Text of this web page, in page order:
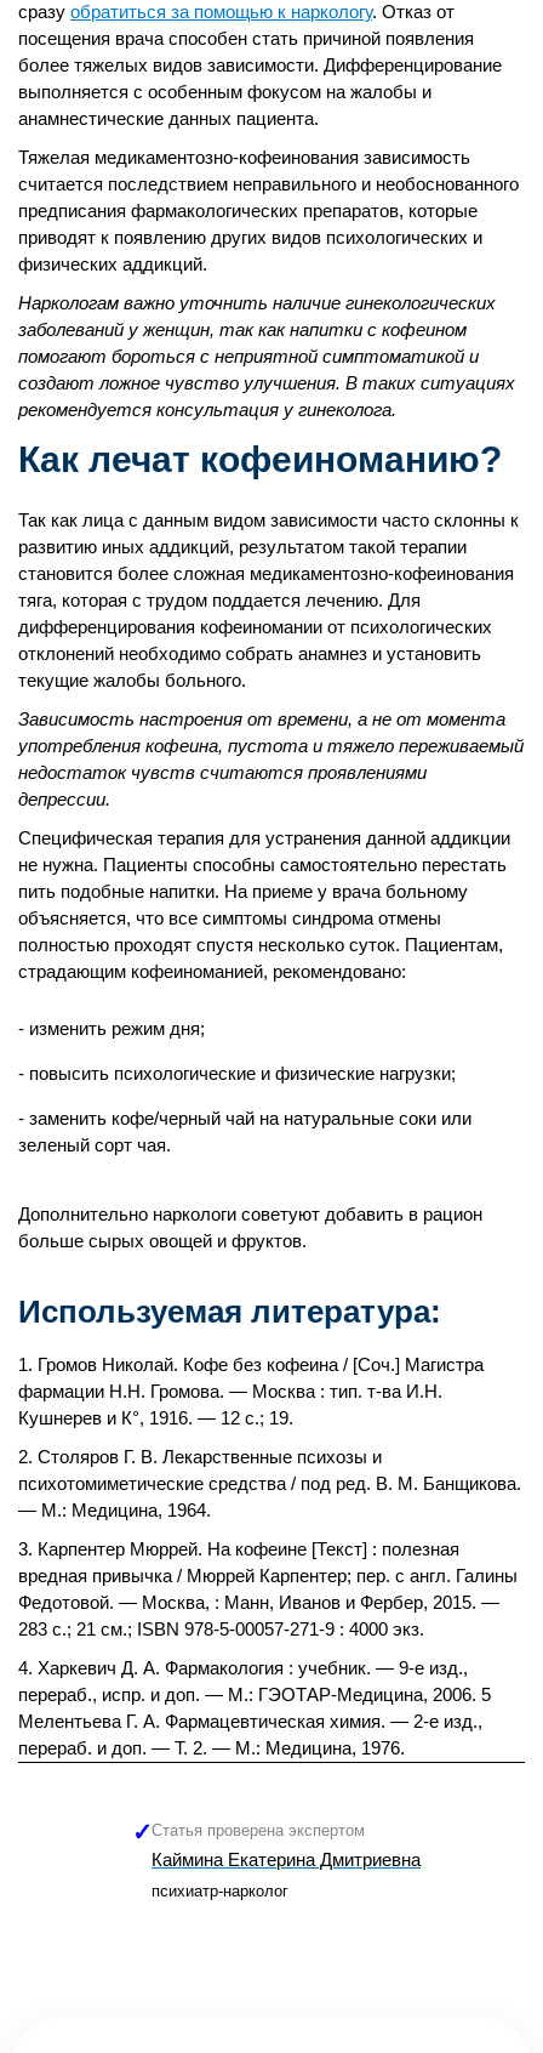
сразу обратиться за помощью к наркологу. Отказ от
посещения врача способен стать причиной появления
более тяжелых видов зависимости. Дифференцирование
выполняется с особенным фокусом на жалобы и
анамнестические данных пациента.
Тяжелая медикаментозно-кофеинования зависимость
считается последствием неправильного и необоснованного
предписания фармакологических препаратов, которые
приводят к появлению других видов психологических и
физических аддикций.
Наркологам важно уточнить наличие гинекологических
заболеваний у женщин, так как напитки с кофеином
помогают бороться с неприятной симптоматикой и
создают ложное чувство улучшения. В таких ситуациях
рекомендуется консультация у гинеколога.
Как лечат кофеиноманию?
Так как лица с данным видом зависимости часто склонны к
развитию иных аддикций, результатом такой терапии
становится более сложная медикаментозно-кофеинования
тяга, которая с трудом поддается лечению. Для
дифференцирования кофеиномании от психологических
отклонений необходимо собрать анамнез и установить
текущие жалобы больного.
Зависимость настроения от времени, а не от момента
употребления кофеина, пустота и тяжело переживаемый
недостаток чувств считаются проявлениями
депрессии.
Специфическая терапия для устранения данной аддикции
не нужна. Пациенты способны самостоятельно перестать
пить подобные напитки. На приеме у врача больному
объясняется, что все симптомы синдрома отмены
полностью проходят спустя несколько суток. Пациентам,
страдающим кофеиноманией, рекомендовано:
изменить режим дня;
повысить психологические и физические нагрузки;
заменить кофе/черный чай на натуральные соки или
зеленый сорт чая.
Дополнительно наркологи советуют добавить в рацион
больше сырых овощей и фруктов.
Используемая литература:
Громов Николай. Кофе без кофеина / [Соч.] Магистра
фармации Н.Н. Громова. — Москва : тип. т-ва И.Н.
Кушнерев и К°, 1916. — 12 с.; 19.
Столяров Г. В. Лекарственные психозы и
психотомиметические средства / под ред. В. М. Банщикова.
— М.: Медицина, 1964.
Карпентер Мюррей. На кофеине [Текст] : полезная
вредная привычка / Мюррей Карпентер; пер. с англ. Галины
Федотовой. — Москва, : Манн, Иванов и Фербер, 2015. —
283 с.; 21 см.; ISBN 978-5-00057-271-9 : 4000 экз.
Харкевич Д. А. Фармакология : учебник. — 9-е изд.,
перераб., испр. и доп. — М.: ГЭОТАР-Медицина, 2006. 5
Мелентьева Г. А. Фармацевтическая химия. — 2-е изд.,
перераб. и доп. — Т. 2. — М.: Медицина, 1976.
Статья проверена экспертом
Каймина Екатерина Дмитриевна
психиатр-нарколог